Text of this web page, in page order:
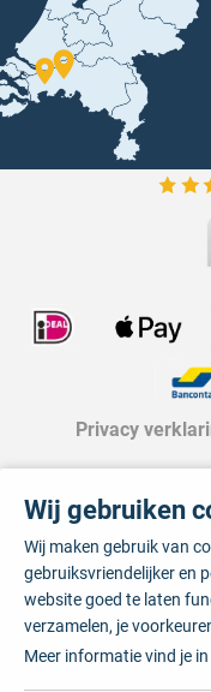
Privacy
Wij gebruiken
Wij maken gebruik van
gebruiksvriendelijker en
website goed te laten
verzamelen, je
Meer informatie vind je